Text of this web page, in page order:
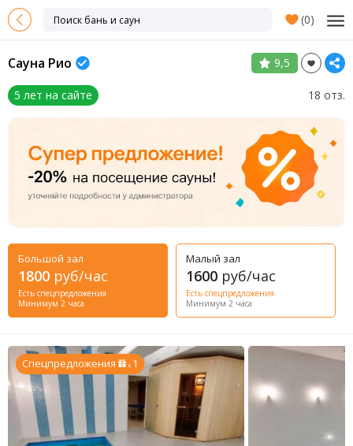
(0)
Сауна Рио 9,5
5 лет на сайте 18 отз.
Большой зал
1800 руб/час
Есть спецпредложения
Минимум 2 часа
Малый зал
1600 руб/час
Есть спецпредложения
Минимум 2 часа
Спецпредложения x 1